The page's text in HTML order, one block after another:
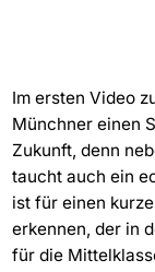
Im ersten Video
Münchner einen
Zukunft, denn
taucht auch ein
ist für einen
erkennen, der in
für die